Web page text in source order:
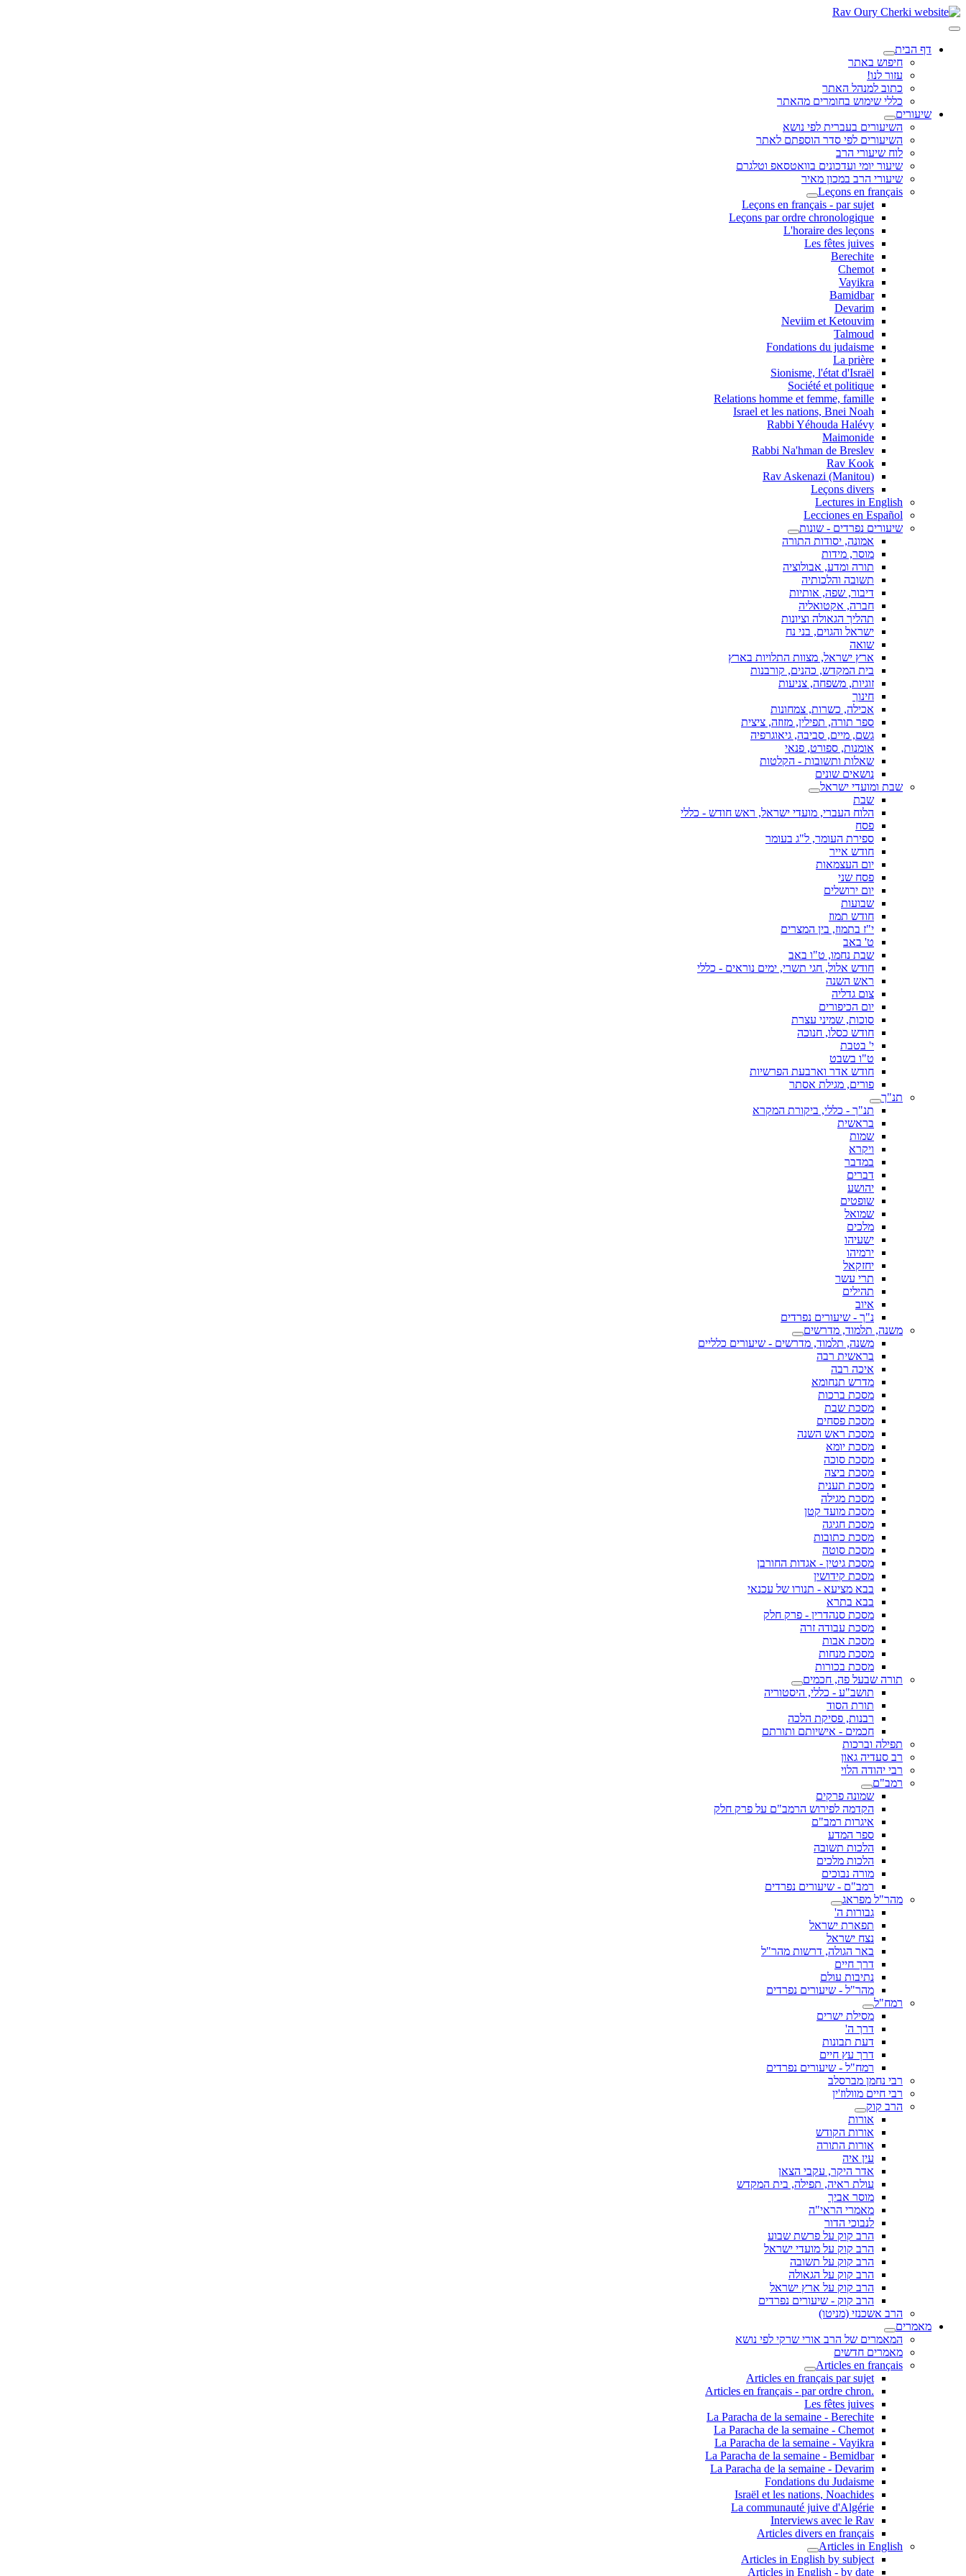
דף הבית
חיפוש באתר
עזור לנו!
כתוב למנהל האתר
כללי שימוש בחומרים מהאתר
שיעורים
השיעורים בעברית לפי נושא
השיעורים לפי סדר הוספתם לאתר
לוח שיעורי הרב
שיעור יומי ועדכונים בוואטסאפ וטלגרם
שיעורי הרב במכון מאיר
Leçons en français
Leçons en français - par sujet
Leçons par ordre chronologique
L'horaire des leçons
Les fêtes juives
Berechite
Chemot
Vayikra
Bamidbar
Devarim
Neviim et Ketouvim
Talmoud
Fondations du judaisme
La prière
Sionisme, l'état d'Israël
Société et politique
Relations homme et femme, famille
Israel et les nations, Bnei Noah
Rabbi Yéhouda Halévy
Maimonide
Rabbi Na'hman de Breslev
Rav Kook
(Rav Askenazi (Manitou
Leçons divers
Lectures in English
Lecciones en Español
שיעורים נפרדים - שונות
אמונה, יסודות התורה
מוסר, מידות
תורה ומדע, אבולוציה
תשובה והלכותיה
דיבור, שפה, אותיות
חברה, אקטואליה
תהליך הגאולה וציונות
ישראל והגוים, בני נח
שואה
ארץ ישראל, מצוות התלויות בארץ
בית המקדש, כהנים, קורבנות
זוגיות, משפחה, צניעות
חינוך
אכילה, כשרות, צמחונות
ספר תורה, תפילין, מזוזה, ציצית
גשם, מיים, סביבה, גיאוגרפיה
אומנות, ספורט, פנאי
שאלות ותשובות - הקלטות
נושאים שונים
שבת ומועדי ישראל
שבת
הלוח העברי, מועדי ישראל, ראש חודש - כללי
פסח
ספירת העומר, ל"ג בעומר
חודש אייר
יום העצמאות
פסח שני
יום ירושלים
שבועות
חודש תמוז
י"ז בתמוז, בין המצרים
ט' באב
שבת נחמו, ט"ו באב
חודש אלול, חגי תשרי, ימים נוראים - כללי
ראש השנה
צום גדליה
יום הכיפורים
סוכות, שמיני עצרת
חודש כסלו, חנוכה
י' בטבת
ט"ו בשבט
חודש אדר וארבעת הפרשיות
פורים, מגילת אסתר
תנ"ך
תנ"ך - כללי, ביקורת המקרא
בראשית
שמות
ויקרא
במדבר
דברים
יהושע
שופטים
שמואל
מלכים
ישעיהו
ירמיהו
יחזקאל
תרי עשר
תהילים
איוב
נ"ך - שיעורים נפרדים
משנה, תלמוד, מדרשים
משנה, תלמוד, מדרשים - שיעורים כלליים
בראשית רבה
איכה רבה
מדרש תנחומא
מסכת ברכות
מסכת שבת
מסכת פסחים
מסכת ראש השנה
מסכת יומא
מסכת סוכה
מסכת ביצה
מסכת תענית
מסכת מגילה
מסכת מועד קטן
מסכת חגיגה
מסכת כתובות
מסכת סוטה
מסכת גיטין - אגדות החורבן
מסכת קידושין
בבא מציעא - תנורו של עכנאי
בבא בתרא
מסכת סנהדרין - פרק חלק
מסכת עבודה זרה
מסכת אבות
מסכת מנחות
מסכת בכורות
תורה שבעל פה, חכמים
תושב"ע - כללי, היסטוריה
תורת הסוד
רבנות, פסיקת הלכה
חכמים - אישיותם ותורתם
תפילה וברכות
רב סעדיה גאון
רבי יהודה הלוי
רמב"ם
שמונה פרקים
הקדמה לפירוש הרמב"ם על פרק חלק
איגרות רמב"ם
ספר המדע
הלכות תשובה
הלכות מלכים
מורה נבוכים
רמב"ם - שיעורים נפרדים
מהר"ל מפראג
גבורות ה'
תפארת ישראל
נצח ישראל
באר הגולה, דרשות מהר"ל
דרך חיים
נתיבות עולם
מהר"ל - שיעורים נפרדים
רמח"ל
מסילת ישרים
דרך ה'
דעת תבונות
דרך עץ חיים
רמח"ל - שיעורים נפרדים
רבי נחמן מברסלב
רבי חיים מוולוז'ין
הרב קוק
אורות
אורות הקודש
אורות התורה
עין איה
אדר היקר, עקבי הצאן
עולת ראיה, תפילה, בית המקדש
מוסר אביך
מאמרי הראי"ה
לנבוכי הדור
הרב קוק על פרשת שבוע
הרב קוק על מועדי ישראל
הרב קוק על תשובה
הרב קוק על הגאולה
הרב קוק על ארץ ישראל
הרב קוק - שיעורים נפרדים
הרב אשכנזי (מניטו)
מאמרים
המאמרים של הרב אורי שרקי לפי נושא
מאמרים חדשים
Articles en français
Articles en français par sujet
.Articles en français - par ordre chron
Les fêtes juives
La Paracha de la semaine - Berechite
La Paracha de la semaine - Chemot
La Paracha de la semaine - Vayikra
La Paracha de la semaine - Bemidbar
La Paracha de la semaine - Devarim
Fondations du Judaisme
Israël et les nations, Noachides
La communauté juive d'Algérie
Interviews avec le Rav
Articles divers en français
Articles in English
Articles in English by subject
Articles in English - by date